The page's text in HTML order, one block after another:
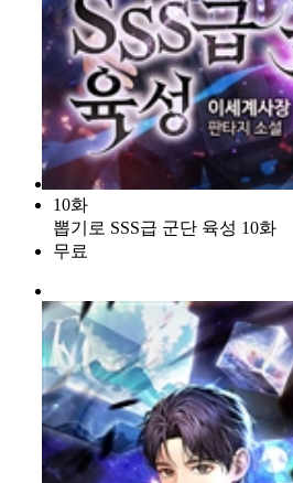
10화
뽑기로 SSS급 군단 육성 10화
무료